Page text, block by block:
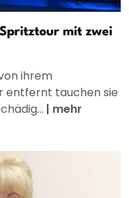
mit zwei
ihrem
entfernt tauchen sie
| mehr